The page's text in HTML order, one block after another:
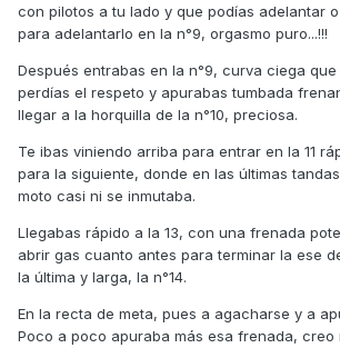
con pilotos a tu lado y que podías adelantar
para adelantarlo en la n°9, orgasmo puro...!!!
Después entrabas en la n°9, curva ciega
perdías el respeto y apurabas tumbada
llegar a la horquilla de la n°10, preciosa.
Te ibas viniendo arriba para entrar en la 11
para la siguiente, donde en las últimas
moto casi ni se inmutaba.
Llegabas rápido a la 13, con una frenada
abrir gas cuanto antes para terminar la ese
la última y larga, la n°14.
En la recta de meta, pues a agacharse y a
Poco a poco apuraba más esa frenada,